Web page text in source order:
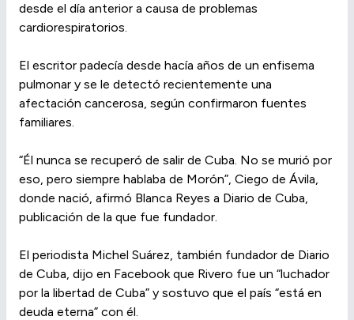
desde el día anterior a causa de problemas
cardiorespiratorios.
El escritor padecía desde hacía años de un enfisema
pulmonar y se le detectó recientemente una
afectación cancerosa, según confirmaron fuentes
familiares.
“Él nunca se recuperó de salir de Cuba. No se murió por
eso, pero siempre hablaba de Morón”, Ciego de Ávila,
donde nació, afirmó Blanca Reyes a Diario de Cuba,
publicación de la que fue fundador.
El periodista Michel Suárez, también fundador de Diario
de Cuba, dijo en Facebook que Rivero fue un “luchador
por la libertad de Cuba” y sostuvo que el país “está en
deuda eterna” con él.